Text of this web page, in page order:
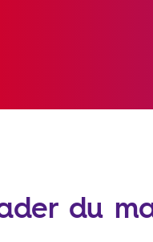
du